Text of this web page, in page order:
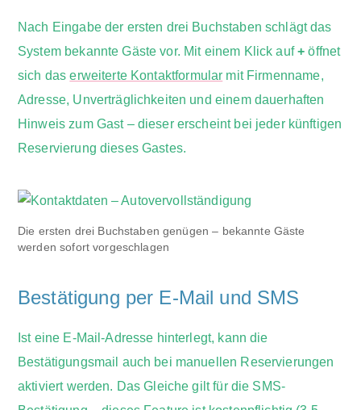
Nach Eingabe der ersten drei Buchstaben schlägt das
System bekannte Gäste vor. Mit einem Klick auf+ öffnet
sich daserweiterte Kontaktformular mit Firmenname,
Adresse, Unverträglichkeiten und einem dauerhaften
Hinweis zum Gast – dieser erscheint bei jeder künftigen
Reservierung dieses Gastes.
Die ersten drei Buchstaben genügen – bekannte Gäste
werden sofort vorgeschlagen
Bestätigung per E-Mail und SMS
Ist eine E-Mail-Adresse hinterlegt, kann die
Bestätigungsmail auch bei manuellen Reservierungen
aktiviert werden. Das Gleiche gilt für die SMS-